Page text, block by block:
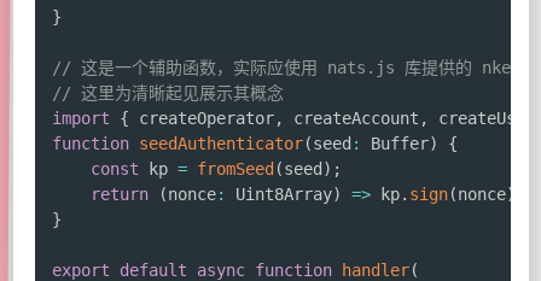
}
// 这是一个辅助函数，实际应使用 nats.js 库提供的
// 这里为清晰起见展示其概念
import
{ createOperator, createAccount , createUser
function seedAuthenticator(seed : Buffer)
{
const kp = fromSeed (seed ) ;
return
(nonce: Uint8Array) => kp. sign(nonce)
}
export default async function handler(